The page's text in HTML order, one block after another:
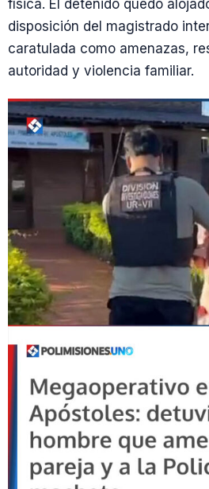
física. El detenido quedó
disposición del magistrado
caratulada como amenazas,
autoridad y violencia familiar.